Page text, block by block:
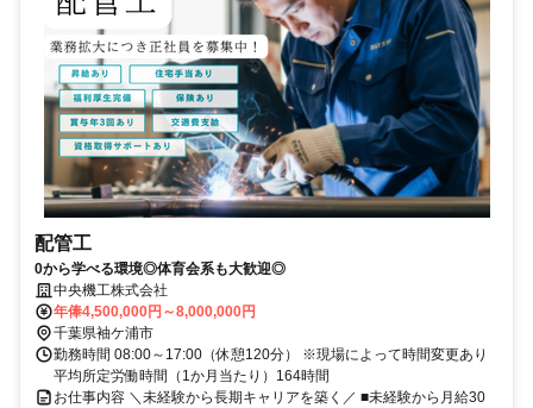
配管工
0から学べる環境◎体育会系も大歓迎◎
中央機工株式会社
年俸4,500,000円～8,000,000円
千葉県袖ケ浦市
勤務時間 08:00～17:00（休憩120分） ※現場によって時間変更あり
平均所定労働時間（1か月当たり）164時間
お仕事内容 ＼未経験から長期キャリアを築く／ ■未経験から月給30